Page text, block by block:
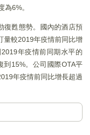
6%。
復甦態勢。國內的酒店預
量較2019年疫情前同比增
年疫情前同期水平的
到15%。公司國際OTA平
年疫情前同比增長超過